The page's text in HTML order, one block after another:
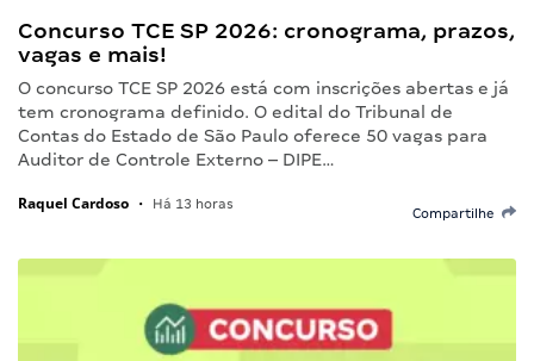
Concurso TCE SP 2026: cronograma, prazos,
vagas e mais!
O concurso TCE SP 2026 está com inscrições abertas e já
tem cronograma definido. O edital do Tribunal de
Contas do Estado de São Paulo oferece 50 vagas para
Auditor de Controle Externo – DIPE…
Raquel Cardoso • Há 13 horas
Compartilhe